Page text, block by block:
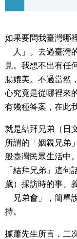
日本入門
政治外交
社會
財經
文化
科學技術
如果要問我臺灣哪
「人」。去過臺
見。我想不出有任
腸媲美。不過當然
心究竟是從哪裡來
有幾種答案，在此
就是結拜兄弟（日
所謂的「姻親兄弟
般臺灣民眾生活中
「結拜兄弟」這
歲）採訪時的事。
「兄弟會」，簡
持。
據蕭先生所言，二